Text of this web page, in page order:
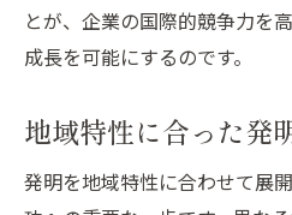
とが、企業の国際的競争力を
成長を可能にするのです。
地域特性に合った発
発明を地域特性に合わせて展